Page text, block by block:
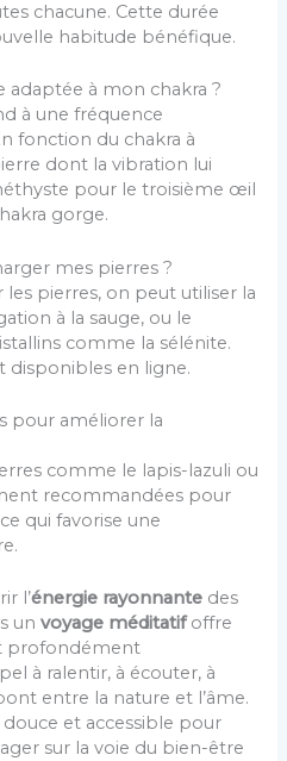
chacune. Cette durée
habitude bénéfique.
à mon chakra ?
à une fréquence
fonction du chakra à
dont la vibration lui
pour le troisième œil
gorge.
mes pierres ?
pierres, on peut utiliser la
à la sauge, ou le
comme la sélénite.
disponibles en ligne.
pour améliorer la
comme le lapis-lazuli ou
recommandées pour
qui favorise une
l’énergie rayonnante des
unvoyage méditatifoffre
profondément
à ralentir, à écouter, à
entre la nature et l’âme.
et accessible pour
sur la voie du bien-être